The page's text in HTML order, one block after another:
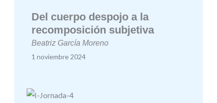
Del cuerpo despojo a la
recomposición subjetiva
Beatriz García Moreno
1 noviembre 2024